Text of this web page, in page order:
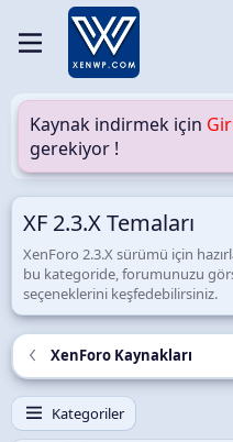
Kaynak indirmek için
gerekiyor !
XF 2.3.X Temaları
XenForo 2.3.X sürümü için
bu kategoride, forumunuzu
seçeneklerini keşfedebilirsiniz.
XenForo Kaynakları
Kategoriler